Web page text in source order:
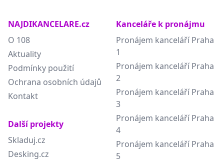
NAJDIKANCELARE.cz
O 108
Aktuality
Podmínky použití
Ochrana osobních údajů
Kontakt
Další projekty
Skladuj.cz
Desking.cz
Kanceláře k pronájmu
Pronájem kanceláří Praha
1
Pronájem kanceláří Praha
2
Pronájem kanceláří Praha
3
Pronájem kanceláří Praha
4
Pronájem kanceláří Praha
5